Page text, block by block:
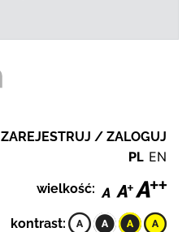
ZAREJESTRUJ / ZALOGUJ
PL EN
wielkość:
kontrast: